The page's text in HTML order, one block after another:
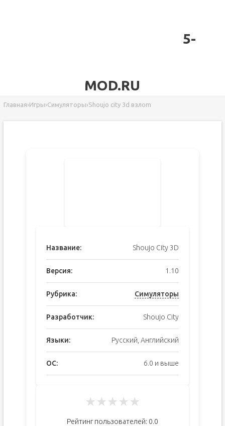
5-
MOD.RU
Главная›Игры›Симуляторы›Shoujo city 3d взлоm
Название: Shoujo City 3D
Версия: 1.10
Рубрика: Симуляторы
Разработчик: Shoujo City
Языки: Русский, Английский
ОС: 6.0 и выше
★★★★★
Рейтинг пользователей: 0.0